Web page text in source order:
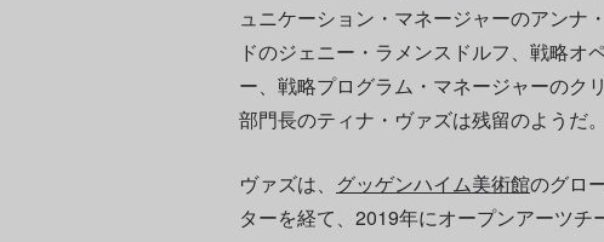
ュニケーション・マネージャーのアンナ
ドのジェニー・ラメンスドルフ、戦略オ
ー、戦略プログラム・マネージャーのク
部門長のティナ・ヴァズは残留のようだ。
ヴァズは、 グッゲンハイム美術館のグロ
ターを経て、2019年にオープンアーツチ